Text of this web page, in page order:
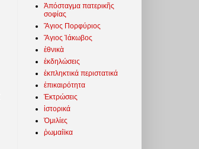
Ἀπόσταγμα πατερικῆς
σοφίας
Ἅγιος Πορφύριος
Ἅγιος Ἰάκωβος
ἐθνικὰ
ἐκδηλώσεις
ἐκπληκτικά περιστατικά
ἐπικαιρότητα
Ἐκτρώσεις
ἱστορικά
Ὁμιλίες
ῥωμαίϊκα